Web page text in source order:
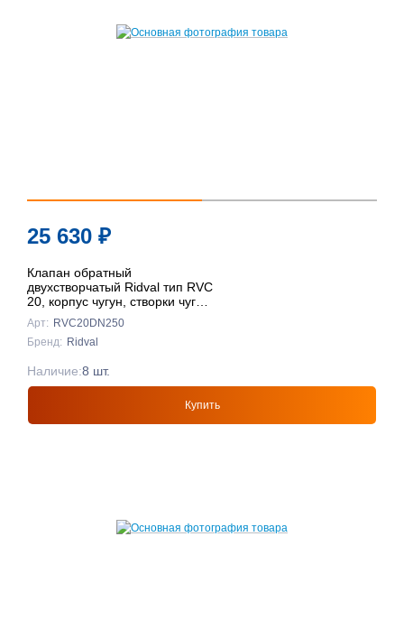
25 630 ₽
Клапан обратный
двухстворчатый Ridval тип RVC
20, корпус чугун, створки чуг
DN250 КРАСНЫЙ
Арт: RVC20DN250
Бренд: Ridval
Купить
Наличие:8 шт.